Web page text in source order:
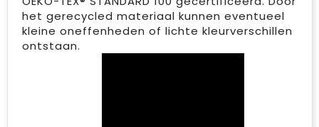
het gerecycled materiaal kunnen eventueel
kleine oneffenheden of lichte kleurverschillen
ontstaan.